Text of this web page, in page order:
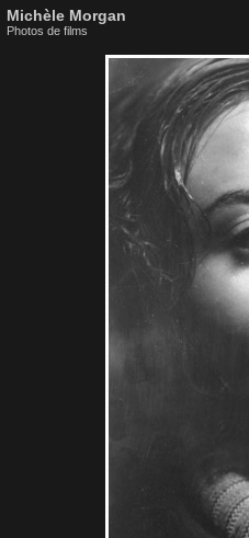
Michèle Morgan
Photos de films